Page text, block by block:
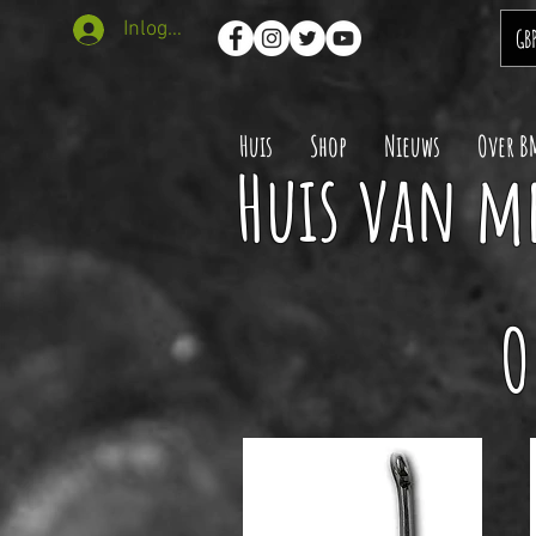
Inloggen
Huis Shop Nieuws Over
Huis van